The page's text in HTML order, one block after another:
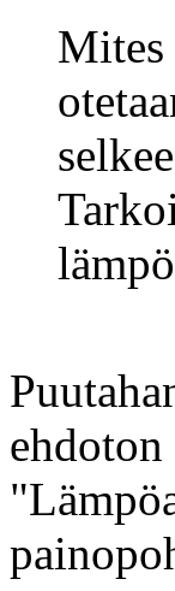
Mites